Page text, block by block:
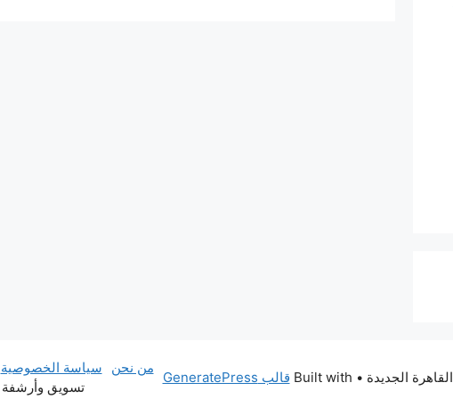
من نحن سياسة الخصوصية
تسويق وأرشفة
• Built with قالب GeneratePress